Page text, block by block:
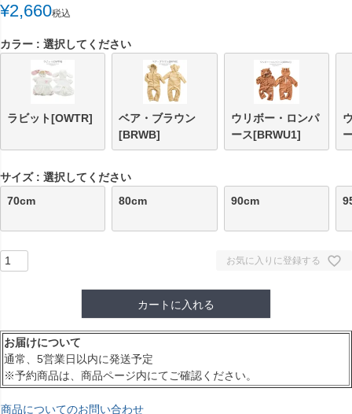
¥2,660税込
カラー 選択してください
ラビット[OWTR]
ベア・ブラウン
[BRWB]
ウリボー・ロンパ
ース[BRWU1]
サイズ
選択してください
70cm
80cm 90cm
お気に入りに登録する
カートに入れる
お届けについて
通常、5営業日以内に発送予定
※予約商品は、商品ページ内にてご確認ください。
商品についてのお問い合わせ